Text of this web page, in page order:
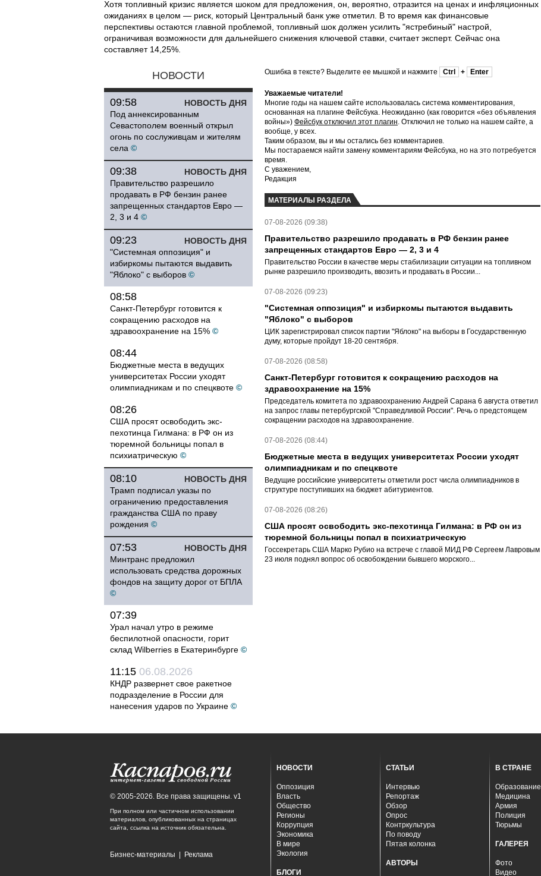
Хотя топливный кризис является шоком для предложения, он, вероятно, отразится на ценах и инфляционных
ожиданиях в целом — риск, который Центральный банк уже отметил. В то время как финансовые
перспективы остаются главной проблемой, топливный шок должен усилить "ястребиный" настрой,
ограничивая возможности для дальнейшего снижения ключевой ставки, считает эксперт. Сейчас она
составляет 14,25%.
НОВОСТИ
НОВОСТЬ ДНЯ
09:58
Под аннексированным
Севастополем военный открыл
огонь по сослуживцам и жителям
села ©
НОВОСТЬ ДНЯ
09:38
Правительство разрешило
продавать в РФ бензин ранее
запрещенных стандартов Евро —
2, 3 и 4 ©
НОВОСТЬ ДНЯ
09:23
"Системная оппозиция" и
избиркомы пытаются выдавить
"Яблоко" с выборов ©
08:58
Санкт-Петербург готовится к
сокращению расходов на
здравоохранение на 15% ©
08:44
Бюджетные места в ведущих
университетах России уходят
олимпиадникам и по спецквоте ©
08:26
США просят освободить экс-
пехотинца Гилмана: в РФ он из
тюремной больницы попал в
психиатрическую ©
НОВОСТЬ ДНЯ
08:10
Трамп подписал указы по
ограничению предоставления
гражданства США по праву
рождения ©
НОВОСТЬ ДНЯ
07:53
Минтранс предложил
использовать средства дорожных
фондов на защиту дорог от БПЛА
©
07:39
Урал начал утро в режиме
беспилотной опасности, горит
склад Wilberries в Екатеринбурге ©
11:15 06.08.2026
КНДР развернет свое ракетное
подразделение в России для
нанесения ударов по Украине ©
Ошибка в тексте? Выделите ее мышкой и нажмите Ctrl + Enter
Уважаемые читатели!
Многие годы на нашем сайте использовалась система комментирования,
основанная на плагине Фейсбука. Неожиданно (как говорится «без объявления
войны») Фейсбук отключил этот плагин. Отключил не только на нашем сайте, а
вообще, у всех.
Таким образом, вы и мы остались без комментариев.
Мы постараемся найти замену комментариям Фейсбука, но на это потребуется
время.
С уважением,
Редакция
МАТЕРИАЛЫ РАЗДЕЛА
07-08-2026 (09:38)
Правительство разрешило продавать в РФ бензин ранее
запрещенных стандартов Евро — 2, 3 и 4
Правительство России в качестве меры стабилизации ситуации на топливном
рынке разрешило производить, ввозить и продавать в России...
07-08-2026 (09:23)
"Системная оппозиция" и избиркомы пытаются выдавить
"Яблоко" с выборов
ЦИК зарегистрировал список партии "Яблоко" на выборы в Государственную
думу, которые пройдут 18-20 сентября.
07-08-2026 (08:58)
Санкт-Петербург готовится к сокращению расходов на
здравоохранение на 15%
Председатель комитета по здравоохранению Андрей Сарана 6 августа ответил
на запрос главы петербургской "Справедливой России". Речь о предстоящем
сокращении расходов на здравоохранение.
07-08-2026 (08:44)
Бюджетные места в ведущих университетах России уходят
олимпиадникам и по спецквоте
Ведущие российские университеты отметили рост числа олимпиадников в
структуре поступивших на бюджет абитуриентов.
07-08-2026 (08:26)
США просят освободить экс-пехотинца Гилмана: в РФ он из
тюремной больницы попал в психиатрическую
Госсекретарь США Марко Рубио на встрече с главой МИД РФ Сергеем Лавровым
23 июля поднял вопрос об освобождении бывшего морского...
© 2005-2026. Все права защищены. v1
При полном или частичном использовании
материалов, опубликованных на страницах
сайта, ссылка на источник обязательна.
Бизнес-материалы Реклама
НОВОСТИ
Оппозиция
Власть
Общество
Регионы
Коррупция
Экономика
В мире
Экология
БЛОГИ
СТАТЬИ
Интервью
Репортаж
Обзор
Опрос
Контркультура
По поводу
Пятая колонка
АВТОРЫ
В СТРАНЕ
Образование
Медицина
Армия
Полиция
Тюрьмы
ГАЛЕРЕЯ
Фото
Видео